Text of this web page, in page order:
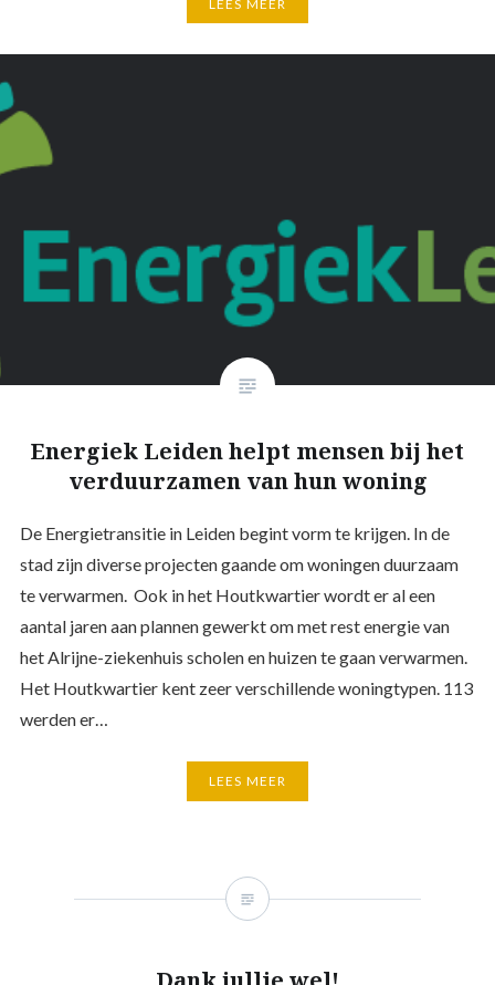
LEES MEER
Energiek Leiden helpt mensen bij het
verduurzamen van hun woning
De Energietransitie in Leiden begint vorm te krijgen. In de
stad zijn diverse projecten gaande om woningen duurzaam
te verwarmen. Ook in het Houtkwartier wordt er al een
aantal jaren aan plannen gewerkt om met rest energie van
het Alrijne-ziekenhuis scholen en huizen te gaan verwarmen.
Het Houtkwartier kent zeer verschillende woningtypen. 113
werden er…
LEES MEER